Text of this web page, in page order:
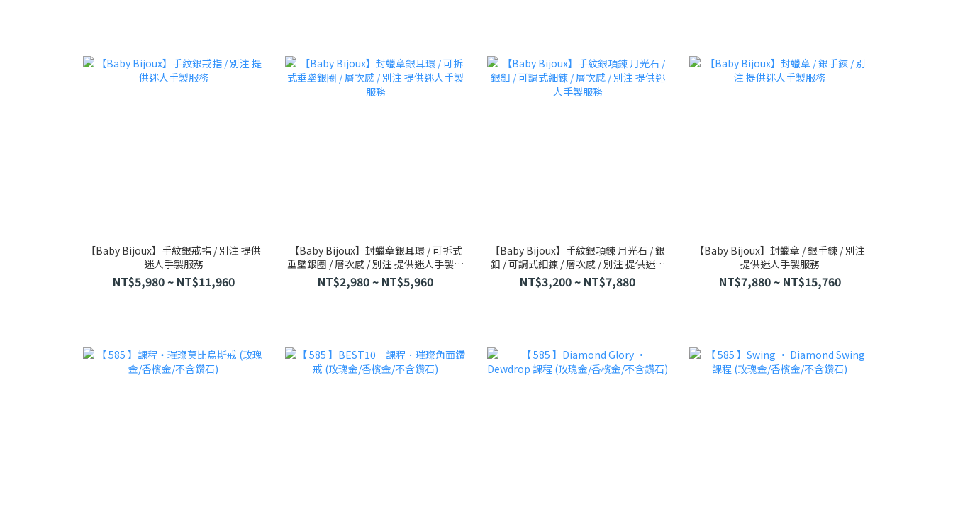
【Baby Bijoux】手紋銀戒指 / 別注 提供
迷人手製服務
NT$5,980 ~ NT$11,960
【Baby Bijoux】封蠟章銀耳環 / 可拆式
垂墜銀圈 / 層次感 / 別注 提供迷人手製服
NT$2,980 ~ NT$5,960
【Baby Bijoux】手紋銀項鍊 月光石 / 銀
釦 / 可調式細鍊 / 層次感 / 別注 提供迷人
手製服務
NT$3,200 ~ NT$7,880
【Baby Bijoux】封蠟章 / 銀手鍊 / 別注
提供迷人手製服務
NT$7,880 ~ NT$15,760